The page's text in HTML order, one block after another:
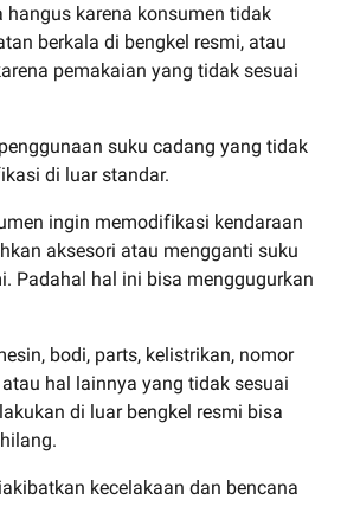
hangus karena konsumen tidak
berkala di bengkel resmi, atau
pemakaian yang tidak sesuai
suku cadang yang tidak
di luar standar.
ingin memodifikasi kendaraan
aksesori atau mengganti suku
Padahal hal ini bisa menggugurkan
bodi, parts, kelistrikan, nomor
hal lainnya yang tidak sesuai
di luar bengkel resmi bisa
kecelakaan dan bencana